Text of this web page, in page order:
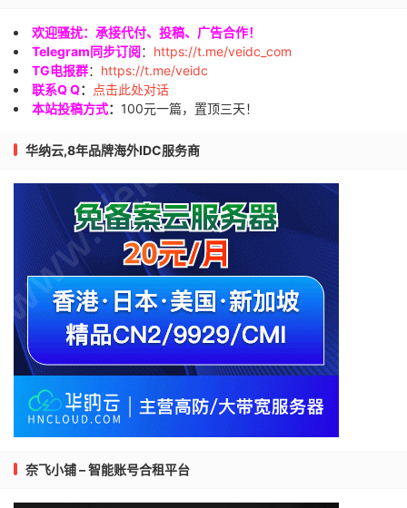
欢迎骚扰：承接代付、投稿、广告合作！
Telegram同步订阅： https://t.me/veidc_com
TG电报群： https://t.me/veidc
联系Q Q：
点击此处对话
本站投稿方式： 100元一篇，置顶三天！
华纳云,8年品牌海外IDC服务商
奈飞小铺 – 智能账号合租平台